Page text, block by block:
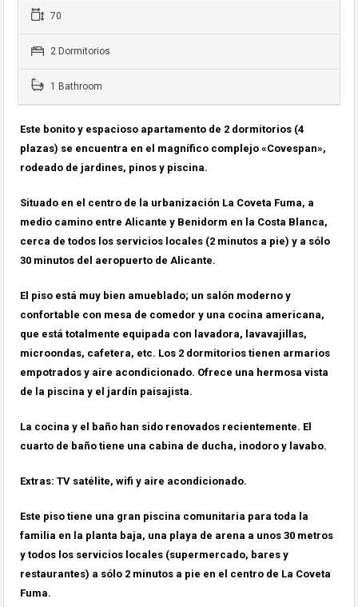
70
2 Dormitorios
1 Bathroom
Este bonito y espacioso apartamento de 2 dormitorios (4
plazas) se encuentra en el magnífico complejo «Covespan»,
rodeado de jardines, pinos y piscina.
Situado en el centro de la urbanización La Coveta Fuma, a
medio camino entre Alicante y Benidorm en la Costa Blanca,
cerca de todos los servicios locales (2 minutos a pie) y a sólo
30 minutos del aeropuerto de Alicante.
El piso está muy bien amueblado; un salón moderno y
confortable con mesa de comedor y una cocina americana,
que está totalmente equipada con lavadora, lavavajillas,
microondas, cafetera, etc. Los 2 dormitorios tienen armarios
empotrados y aire acondicionado. Ofrece una hermosa vista
de la piscina y el jardín paisajista.
La cocina y el baño han sido renovados recientemente. El
cuarto de baño tiene una cabina de ducha, inodoro y lavabo.
Extras: TV satélite, wifi y aire acondicionado.
Este piso tiene una gran piscina comunitaria para toda la
familia en la planta baja, una playa de arena a unos 30 metros
y todos los servicios locales (supermercado, bares y
restaurantes) a sólo 2 minutos a pie en el centro de La Coveta
Fuma.